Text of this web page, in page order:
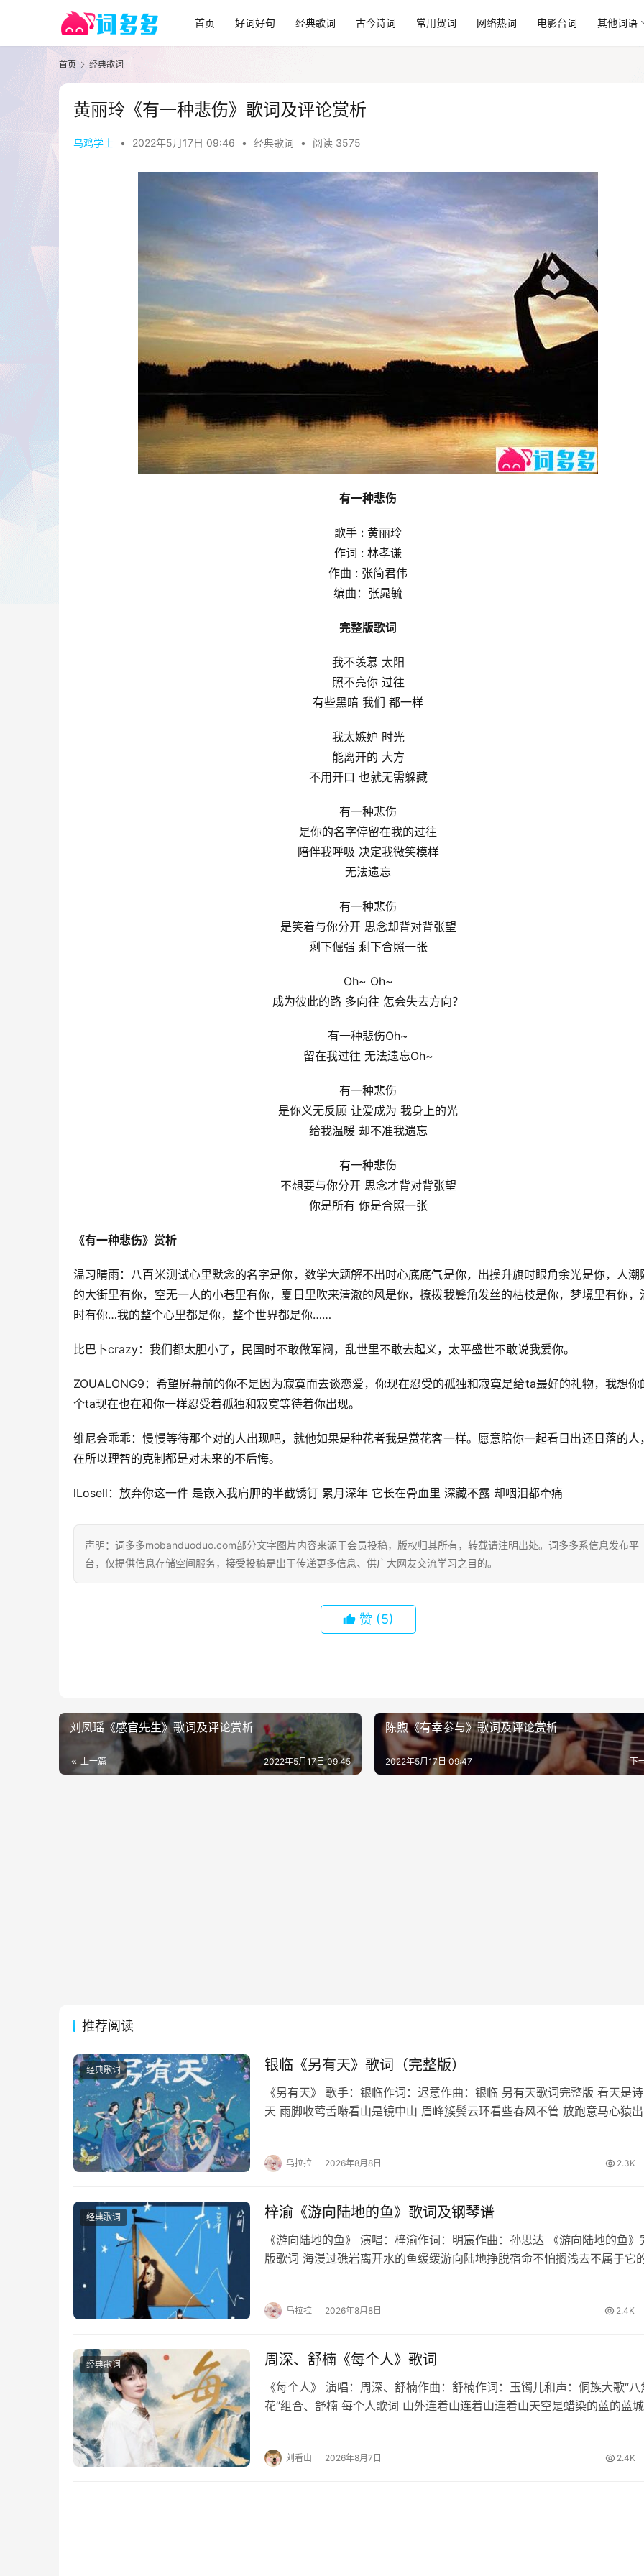
首页 好词好句 经典歌词 古今诗词 常用贺词 网络热词 电影台词 其他词语
首页 经典歌词
黄丽玲《有一种悲伤》歌词及评论赏析
乌鸡学士 • 2022年5月17日 09:46 • 经典歌词 • 阅读 3575
有一种悲伤
歌手 : 黄丽玲
作词 : 林孝谦
作曲 : 张简君伟
编曲：张晁毓
完整版歌词
我不羡慕 太阳
照不亮你 过往
有些黑暗 我们 都一样
我太嫉妒 时光
能离开的 大方
不用开口 也就无需躲藏
有一种悲伤
是你的名字停留在我的过往
陪伴我呼吸 决定我微笑模样
无法遗忘
有一种悲伤
是笑着与你分开 思念却背对背张望
剩下倔强 剩下合照一张
Oh~ Oh~
成为彼此的路 多向往 怎会失去方向？
有一种悲伤Oh~
留在我过往 无法遗忘Oh~
有一种悲伤
是你义无反顾 让爱成为 我身上的光
给我温暖 却不准我遗忘
有一种悲伤
不想要与你分开 思念才背对背张望
你是所有 你是合照一张
《有一种悲伤》赏析
温习晴雨：八百米测试心里默念的名字是你，数学大题解不出时心底底气是你，出操升旗时眼角余光是你，人潮
的大街里有你，空无一人的小巷里有你，夏日里吹来清澈的风是你，撩拨我鬓角发丝的枯枝是你，梦境里有你，
时有你…我的整个心里都是你，整个世界都是你……
比巴卜crazy：我们都太胆小了，民国时不敢做军阀，乱世里不敢去起义，太平盛世不敢说我爱你。
ZOUALONG9：希望屏幕前的你不是因为寂寞而去谈恋爱，你现在忍受的孤独和寂寞是给ta最好的礼物，我想你
个ta现在也在和你一样忍受着孤独和寂寞等待着你出现。
维尼会乖乖：慢慢等待那个对的人出现吧，就他如果是种花者我是赏花客一样。愿意陪你一起看日出还日落的人
在所以理智的克制都是对未来的不后悔。
lLosell：放弃你这一件 是嵌入我肩胛的半截锈钉 累月深年 它长在骨血里 深藏不露 却咽泪都牵痛
声明：词多多mobanduoduo.com部分文字图片内容来源于会员投稿，版权归其所有，转载请注明出处。词多多系信息发布平
台，仅提供信息存储空间服务，接受投稿是出于传递更多信息、供广大网友交流学习之目的。
赞 (5)
刘凤瑶《感官先生》歌词及评论赏析
上一篇 2022年5月17日 09:45
陈煦《有幸参与》歌词及评论赏析
下
2022年5月17日 09:47
推荐阅读
经典歌词 银临《另有天》歌词（完整版）
《另有天》 歌手：银临作词：迟意作曲：银临 另有天歌词完整版 看天是
天 雨脚收莺舌啭看山是镜中山 眉峰簇鬓云环看些春风不管 放跑意马心猿
乌拉拉 2026年8月8日 2.3K
经典歌词 梓渝《游向陆地的鱼》歌词及钢琴谱
《游向陆地的鱼》 演唱：梓渝作词：明宸作曲：孙思达 《游向陆地的鱼》
版歌词 海漫过礁岩离开水的鱼缓缓游向陆地挣脱宿命不怕搁浅去不属于它
乌拉拉 2026年8月8日 2.4K
经典歌词 周深、舒楠《每个人》歌词
《每个人》 演唱：周深、舒楠作曲：舒楠作词：玉镯儿和声：侗族大歌“八
花”组合、舒楠 每个人歌词 山外连着山连着山连着山天空是蜡染的蓝的蓝
刘看山 2026年8月7日 2.4K